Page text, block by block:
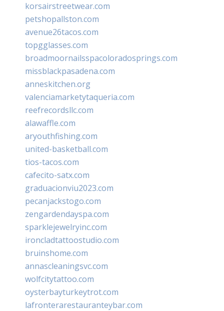
korsairstreetwear.com
petshopallston.com
avenue26tacos.com
topgglasses.com
broadmoornailsspacoloradosprings.com
missblackpasadena.com
anneskitchen.org
valenciamarketytaqueria.com
reefrecordsllc.com
alawaffle.com
aryouthfishing.com
united-basketball.com
tios-tacos.com
cafecito-satx.com
graduacionviu2023.com
pecanjackstogo.com
zengardendayspa.com
sparklejewelryinc.com
ironcladtattoostudio.com
bruinshome.com
annascleaningsvc.com
wolfcitytattoo.com
oysterbayturkeytrot.com
lafronterarestauranteybar.com